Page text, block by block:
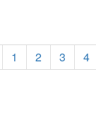
1 2 3 4